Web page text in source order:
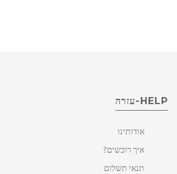
HELP-עזרה
אודותינו
איך רוכשים?
תנאי תשלום